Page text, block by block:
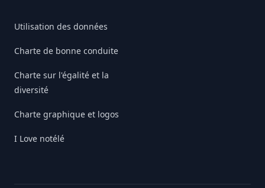
Utilisation des données
Charte de bonne conduite
Charte sur l'égalité et la
diversité
Charte graphique et logos
I Love notélé